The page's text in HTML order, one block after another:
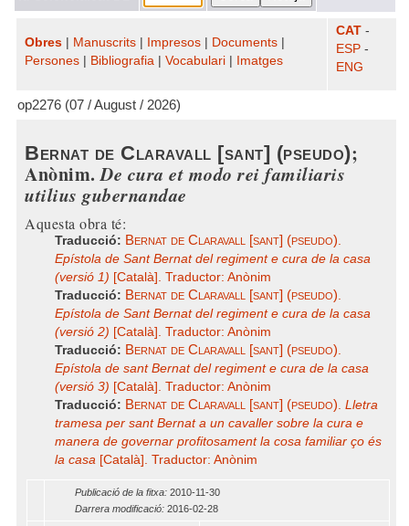
Obres Manuscrits Impresos Documents
Persones
Bibliografia Vocabulari Imatges
CAT -
ESP -
ENG
op2276 (07 / August / 2026)
Bernat de Claravall [sant] (pseudo);
Anònim.De cura et modo rei familiaris
utilius gubernandae
Aquesta obra té:
Traducció: Bernat de Claravall [sant] (pseudo).
Epístola de Sant Bernat del regiment e cura de la casa
(versió 1) [Català]. Traductor: Anònim
Traducció: Bernat de Claravall [sant] (pseudo).
Epístola de Sant Bernat del regiment e cura de la casa
(versió 2) [Català]. Traductor: Anònim
Traducció: Bernat de Claravall [sant] (pseudo).
Epístola de sant Bernat del regiment e cura de la casa
(versió 3) [Català]. Traductor: Anònim
Traducció: Bernat de Claravall [sant] (pseudo). Lletra
tramesa per sant Bernat a un cavaller sobre la cura e
manera de governar profitosament la cosa familiar ço és
la casa [Català]. Traductor: Anònim
Publicació de la fitxa: 2010-11-30
Darrera modificació: 2016-02-28